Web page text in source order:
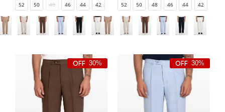
42
44
46
48
50
52
42
44
46
48
50
52
30%
30%